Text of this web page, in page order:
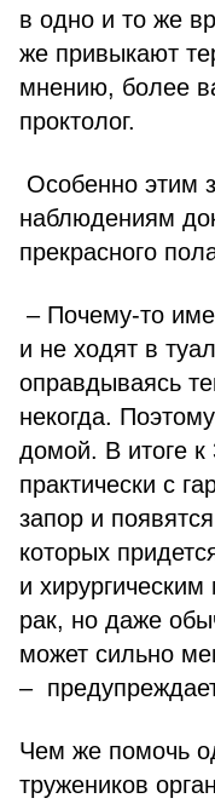
в одно и то же
же привыкают
мнению, более
проктолог.
Особенно этим
наблюдениям
прекрасного
– Почему-то
и не ходят в
оправдываясь
некогда.
домой. В итоге к
практически с
запор и
которых
и
рак, но даже
может сильно
–
Чем же помочь
тружеников